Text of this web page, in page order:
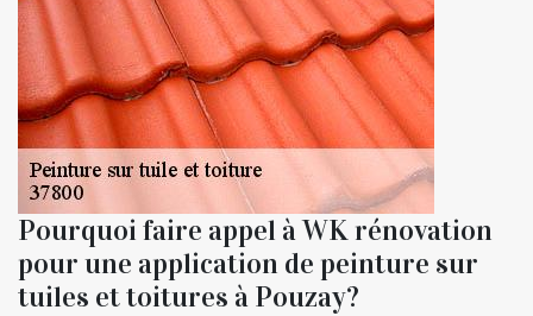
Pourquoi faire appel à WK rénovation
pour une application de peinture sur
tuiles et toitures à Pouzay?